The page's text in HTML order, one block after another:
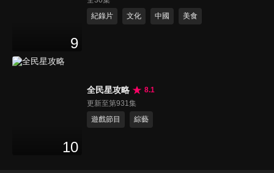
9
紀錄片
文化 中國 美食
10
全民星攻略
8.1
更新至第931集
遊戲節目
綜藝